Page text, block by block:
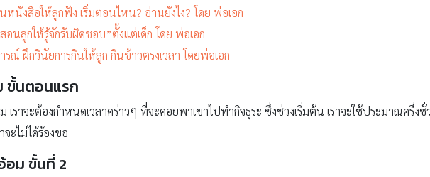
หนังสือให้ลูกฟัง เริ่มตอนไหน? อ่านยังไง? โดย พ่อเอก
อนลูกให้รู้จักรับผิดชอบ”ตั้งแต่เด็ก โดย พ่อเอก
รณ์ ฝึกวินัยการกินให้ลูก กินข้าวตรงเวลา โดยพ่อเอก
ขั้นตอนแรก
เราจะต้องกำหนดเวลาคร่าวๆ ที่จะคอยพาเขาไปทำกิจธุระ ซึ่งช่วงเริ่มต้น เราจะใช้ประมาณครึ่ง
ะไม่ได้ร้องขอ
อม ขั้นที่ 2